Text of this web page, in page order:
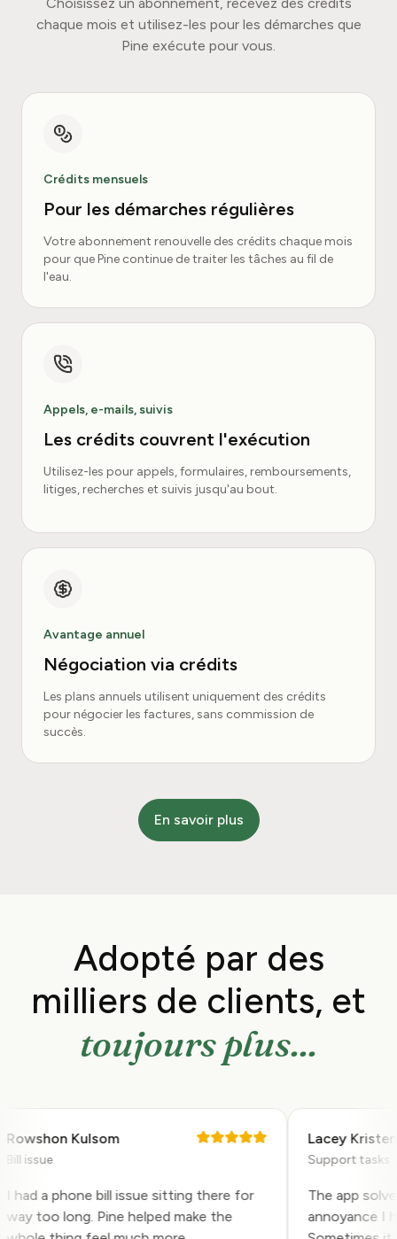
chaque mois et utilisez-les pour les démarches que
Pine exécute pour vous.
Crédits mensuels
Pour les démarches régulières
Votre abonnement renouvelle des crédits chaque mois
pour que Pine continue de traiter les tâches au fil de
l'eau.
Appels, e-mails, suivis
Les crédits couvrent l'exécution
Utilisez-les pour appels, formulaires, remboursements,
litiges, recherches et suivis jusqu'au bout.
Avantage annuel
Négociation via crédits
Les plans annuels utilisent uniquement des crédits
pour négocier les factures, sans commission de
succès.
En savoir plus
Adopté par des
milliers de clients, et
toujours plus...
Kulsom
issue
a phone bill issue sitting there for
too long. Pine helped make the
Lacey Kristen
Support tasks
The app solved
annoyance I